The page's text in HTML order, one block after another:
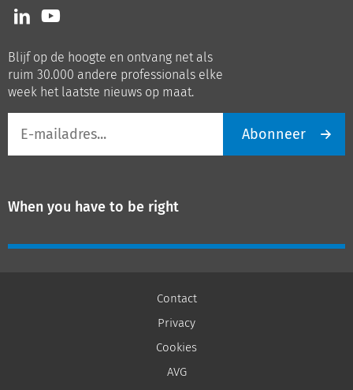
Volg
ons
LinkedIn
Volg
ons
Youtube
Blijf op de hoogte en ontvang net als
ruim 30.000 andere professionals elke
week het laatste nieuws op maat.
mailadres
Abonneer
When you have to be right
Contact
Privacy
Cookies
AVG